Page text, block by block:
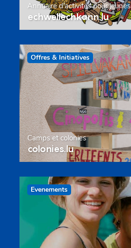
Annuaire d’activités pour jeunes
echwellechkann.lu
Offres & Initiatives
Camps et colonies
colonies.lu
Evenements